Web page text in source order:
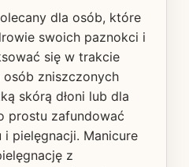
dla osób, które
swoich paznokci i
się w trakcie
osób zniszczonych
skórą dłoni lub dla
prostu zafundować
pielęgnacji. Manicure
z